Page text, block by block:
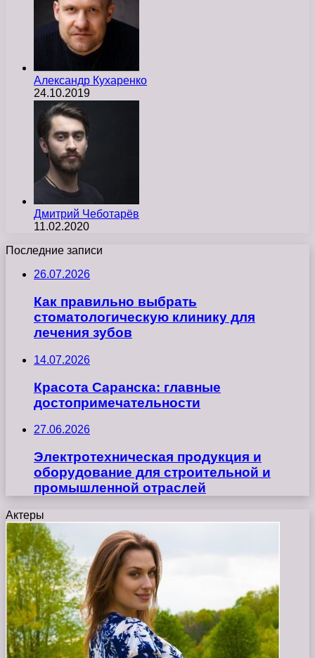
Александр Кухаренко
24.10.2019
Дмитрий Чеботарёв
11.02.2020
Последние записи
26.07.2026
Как правильно выбрать
стоматологическую клинику для
лечения зубов
14.07.2026
Красота Саранска: главные
достопримечательности
27.06.2026
Электротехническая продукция и
оборудование для строительной и
промышленной отраслей
Актеры